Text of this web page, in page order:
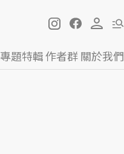
專題特輯作者群關於我們